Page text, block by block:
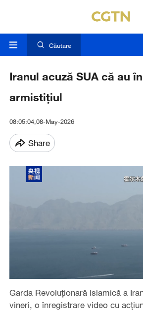
Căutare
Iranul acuză SUA că au
armistițiul
08:05:04,08-May-2026
Share
Garda Revoluționară Islamică a
vineri, o înregistrare video cu